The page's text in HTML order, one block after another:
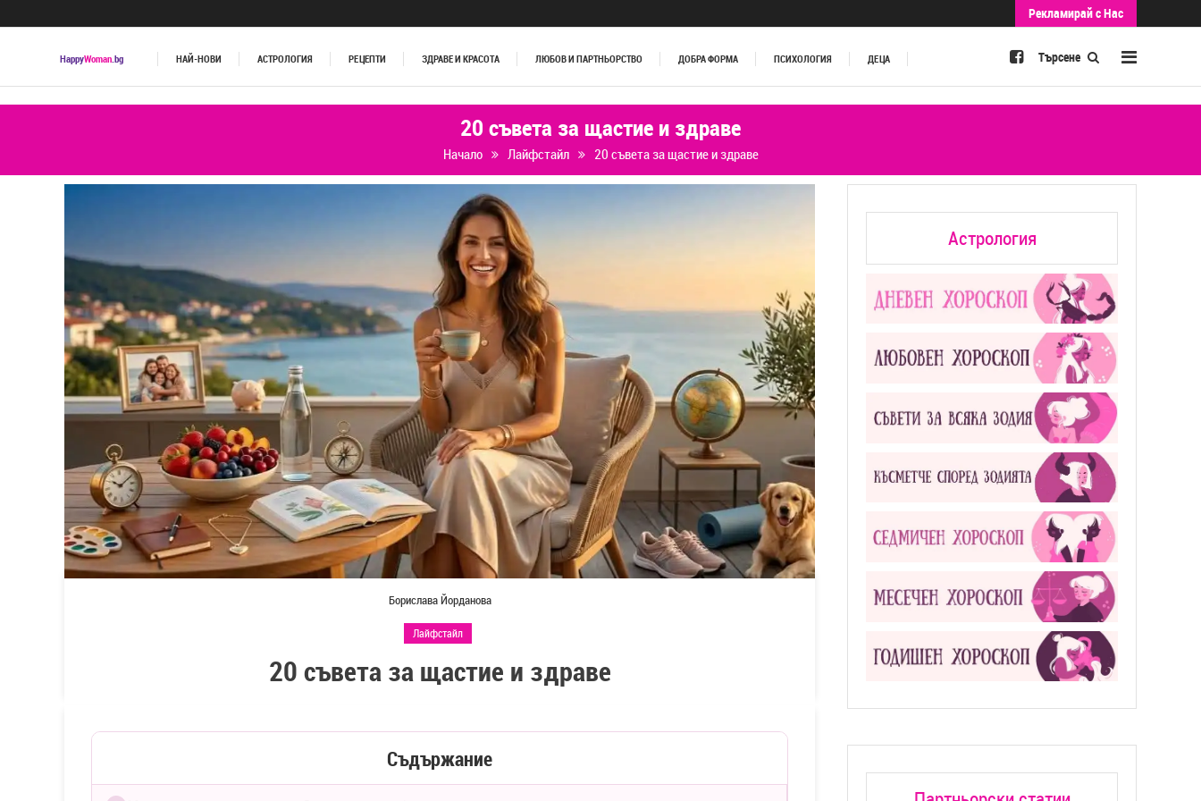
Рекламирай с Нас
HappyWoman.bg НАЙ-НОВИ АСТРОЛОГИЯ РЕЦЕПТИ ЗДРАВЕ И КРАСОТА ЛЮБОВ И ПАРТНЬОРСТВО ДОБРА ФОРМА ПСИХОЛОГИЯ ДЕЦА Търсене
20 съвета за щастие и здраве
Начало Лайфстайл 20 съвета за щастие и здраве
Борислава Йорданова
Лайфстайл
20 съвета за щастие и здраве
Съдържание
Астрология